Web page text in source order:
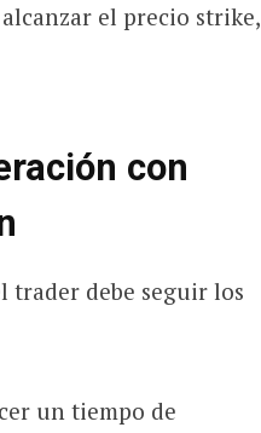
el precio strike,
con
trader debe seguir los
un tiempo de